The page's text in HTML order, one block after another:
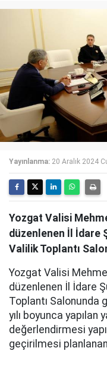
Yayınlanma: 20 Aralık 2024
Yozgat Valisi
düzenlenen İl İdare
Valilik Toplantı
Yozgat Valisi
düzenlenen İl İdare
Toplantı Salonunda
yılı boyunca yapılan
değerlendirmesi
geçirilmesi